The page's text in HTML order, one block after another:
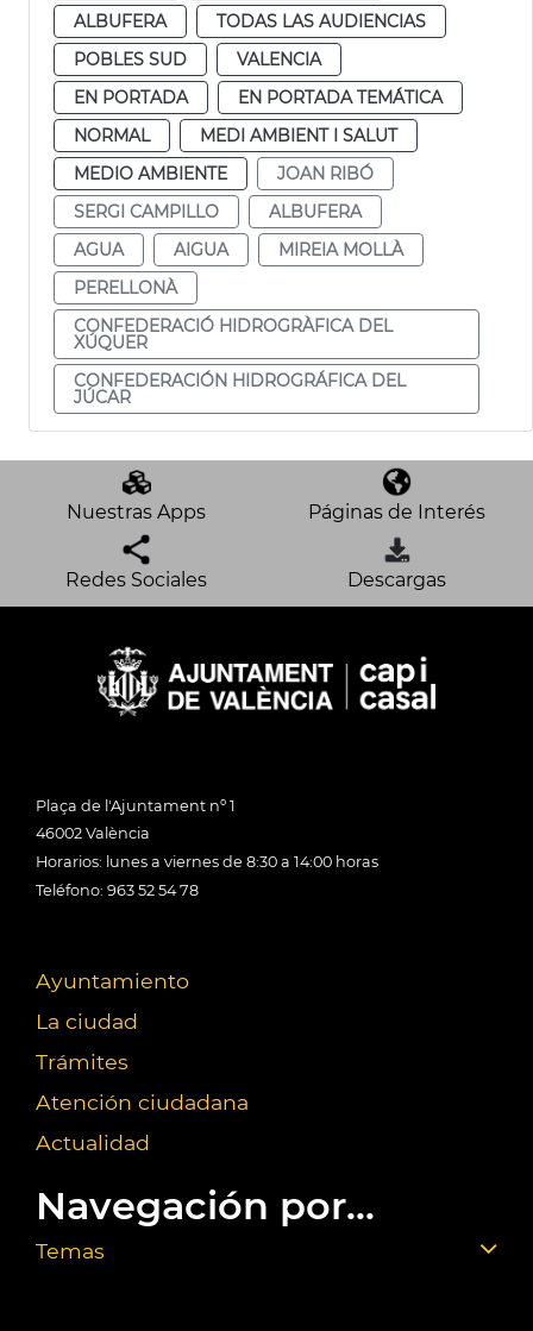
ALBUFERA
TODAS LAS AUDIENCIAS
POBLES SUD
VALENCIA
EN PORTADA
EN PORTADA TEMÁTICA
NORMAL
MEDI AMBIENT I SALUT
MEDIO AMBIENTE
JOAN RIBÓ
SERGI CAMPILLO
ALBUFERA
AGUA
AIGUA
MIREIA MOLLÀ
PERELLONÀ
CONFEDERACIÓ HIDROGRÀFICA DEL
XÚQUER
CONFEDERACIÓN HIDROGRÁFICA DEL
JÚCAR
Nuestras Apps Páginas de Interés
Redes Sociales Descargas
Plaça de l'Ajuntament nº 1
46002 València
Horarios: lunes a viernes de 8:30 a 14:00 horas
Teléfono: 963 52 54 78
Ayuntamiento
La ciudad
Trámites
Atención ciudadana
Actualidad
Navegación por...
Temas